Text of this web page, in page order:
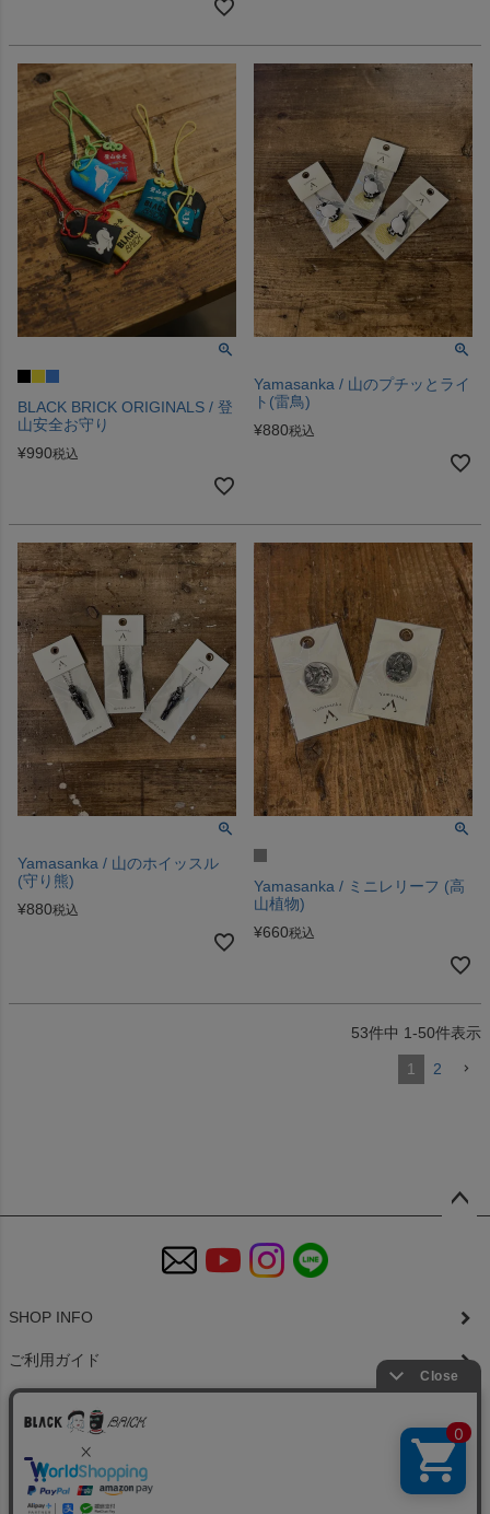
BLACK BRICK ORIGINALS / 登
山安全お守り
¥990税込
Yamasanka / 山のプチッとライ
ト(雷鳥)
¥880税込
Yamasanka / 山のホイッスル
(守り熊)
¥880税込
Yamasanka / ミニレリーフ (高
山植物)
¥660税込
53件中 1-50件表示
1 2
SHOP INFO
ご利用ガイド
特定商取引法に基づく表示
個人情報の取扱
お問い合わせ